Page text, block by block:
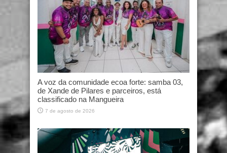
A voz da comunidade ecoa forte: samba 03,
de Xande de Pilares e parceiros, está
classificado na Mangueira
7 de agosto de 2026